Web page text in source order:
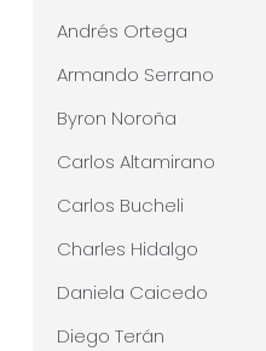
Andrés Ortega
Armando Serrano
Byron Noroña
Carlos Altamirano
Carlos Bucheli
Charles Hidalgo
Daniela Caicedo
Diego Terán